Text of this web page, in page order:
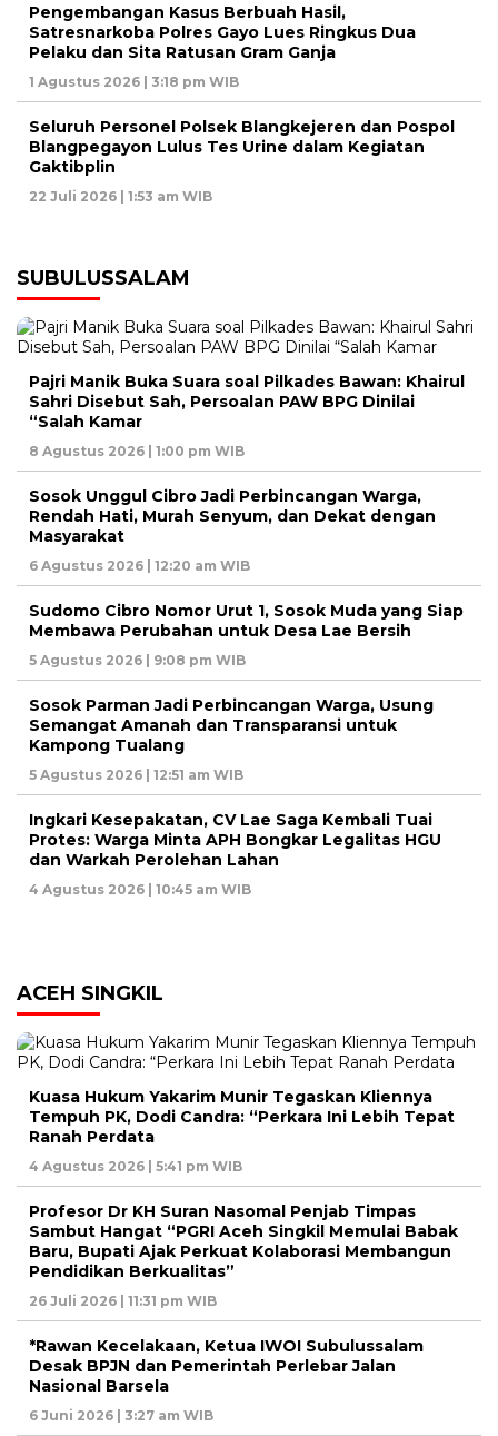
Pengembangan Kasus Berbuah Hasil,
Satresnarkoba Polres Gayo Lues Ringkus Dua
Pelaku dan Sita Ratusan Gram Ganja
1 Agustus 2026 | 3:18 pm WIB
Seluruh Personel Polsek Blangkejeren dan Pospol
Blangpegayon Lulus Tes Urine dalam Kegiatan
Gaktibplin
22 Juli 2026 | 1:53 am WIB
SUBULUSSALAM
Pajri Manik Buka Suara soal Pilkades Bawan: Khairul
Sahri Disebut Sah, Persoalan PAW BPG Dinilai
“Salah Kamar
8 Agustus 2026 | 1:00 pm WIB
Sosok Unggul Cibro Jadi Perbincangan Warga,
Rendah Hati, Murah Senyum, dan Dekat dengan
Masyarakat
6 Agustus 2026 | 12:20 am WIB
Sudomo Cibro Nomor Urut 1, Sosok Muda yang Siap
Membawa Perubahan untuk Desa Lae Bersih
5 Agustus 2026 | 9:08 pm WIB
Sosok Parman Jadi Perbincangan Warga, Usung
Semangat Amanah dan Transparansi untuk
Kampong Tualang
5 Agustus 2026 | 12:51 am WIB
Ingkari Kesepakatan, CV Lae Saga Kembali Tuai
Protes: Warga Minta APH Bongkar Legalitas HGU
dan Warkah Perolehan Lahan
4 Agustus 2026 | 10:45 am WIB
ACEH SINGKIL
Kuasa Hukum Yakarim Munir Tegaskan Kliennya
Tempuh PK, Dodi Candra: “Perkara Ini Lebih Tepat
Ranah Perdata
4 Agustus 2026 | 5:41 pm WIB
Profesor Dr KH Suran Nasomal Penjab Timpas
Sambut Hangat “PGRI Aceh Singkil Memulai Babak
Baru, Bupati Ajak Perkuat Kolaborasi Membangun
Pendidikan Berkualitas”
26 Juli 2026 | 11:31 pm WIB
*Rawan Kecelakaan, Ketua IWOI Subulussalam
Desak BPJN dan Pemerintah Perlebar Jalan
Nasional Barsela
6 Juni 2026 | 3:27 am WIB